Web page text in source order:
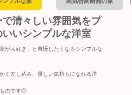
清々しい雰囲気をプ
いシンプルな洋室
が大好き」と自慢したくなるシンプルな
く差し込み、優しい気持ちになれる洋
のです◎